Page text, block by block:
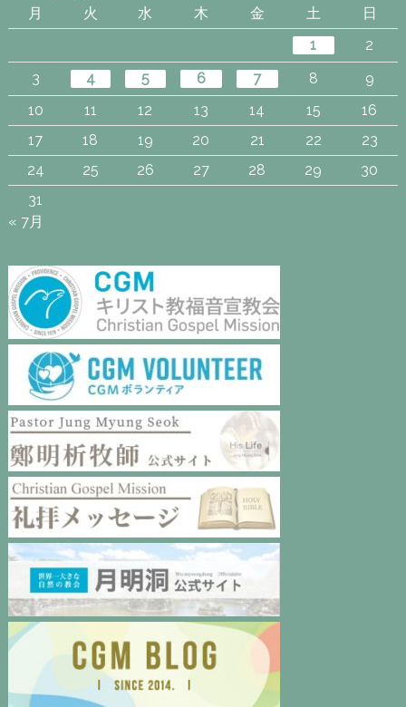
月 火 水 木 金 土
日
1
2
3
4 5 6 7 8
9
10
11 12 13 14 15
16
17
18 19 20 21 22
23
24
25 26 27 28 29
30
31
« 7月